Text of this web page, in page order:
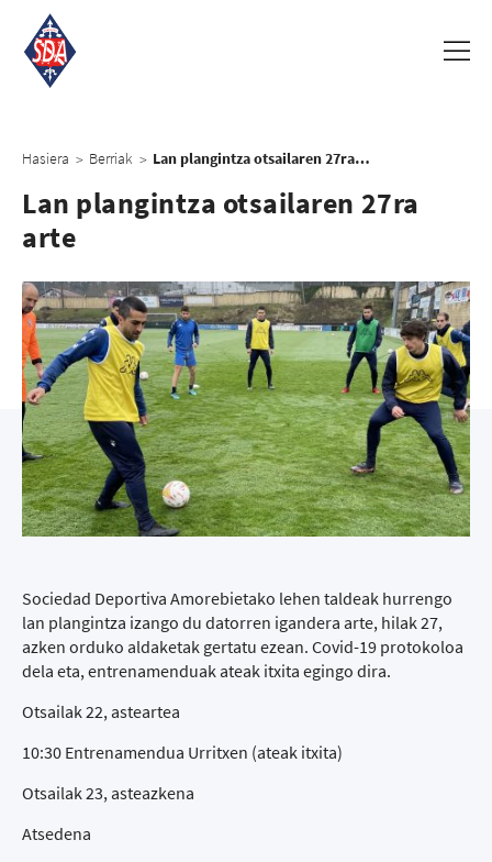
Hasiera > Berriak > Lan plangintza otsailaren 27ra arte
Lan plangintza otsailaren 27ra
arte
Sociedad Deportiva Amorebietako lehen taldeak hurrengo
lan plangintza izango du datorren igandera arte, hilak 27,
azken orduko aldaketak gertatu ezean. Covid-19 protokoloa
dela eta, entrenamenduak ateak itxita egingo dira.
Otsailak 22, asteartea
10:30 Entrenamendua Urritxen (ateak itxita)
Otsailak 23, asteazkena
Atsedena